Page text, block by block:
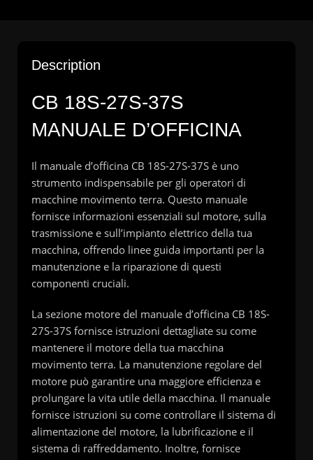
Description
CB 18S-27S-37S
MANUALE D’OFFICINA
Il manuale d’officina CB 18S-27S-37S è uno
strumento indispensabile per gli operatori di
macchine movimento terra. Questo manuale
fornisce informazioni essenziali sul motore, sulla
trasmissione e sull’impianto elettrico della tua
macchina, offrendo linee guida importanti per la
manutenzione e la riparazione di questi
componenti cruciali.
La sezione motore del manuale d’officina CB 18S-
27S-37S fornisce istruzioni dettagliate su come
mantenere il motore della tua macchina
movimento terra. La manutenzione regolare del
motore può garantire una maggiore efficienza e
prolungare la vita utile della macchina. Il manuale
fornisce istruzioni su come controllare il sistema di
alimentazione del motore, la lubrificazione e il
sistema di raffreddamento. Inoltre, fornisce